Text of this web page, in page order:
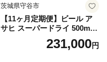
茨城県守谷市
【11ヶ月定期便】ビール ア
サヒ スーパードライ 500ml 2
4本 1ケース×11ヶ月 | アサヒ
ビール 究極の辛口 酒 お酒 ア
231,000円